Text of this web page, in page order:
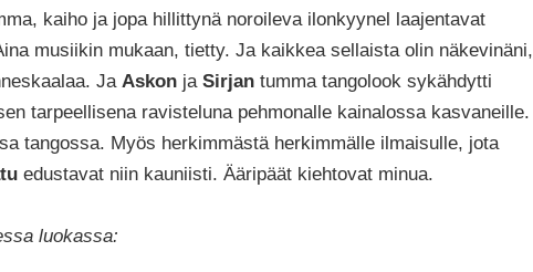
kaiho ja jopa hillittynä noroileva ilonkyynel laajentavat
musiikin mukaan, tietty. Ja kaikkea sellaista olin näkevinäni,
Ja Askonja Sirjantumma tangolook sykähdytti
tarpeellisena ravisteluna pehmonalle kainalossa kasvaneille.
tangossa. Myös herkimmästä herkimmälle ilmaisulle, jota
edustavat niin kauniisti. Ääripäät kiehtovat minua.
luokassa: